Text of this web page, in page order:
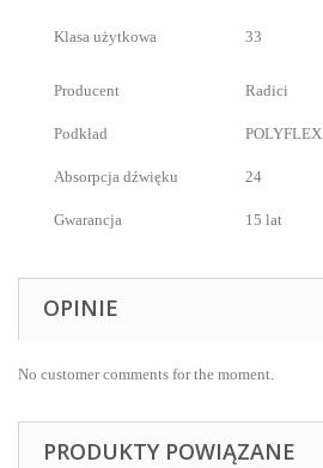
Klasa użytkowa 33
Producent Radici
Podkład POLYFLEX
Absorpcja dźwięku 24
Gwarancja 15 lat
OPINIE
No customer comments for the moment.
PRODUKTY POWIĄZANE